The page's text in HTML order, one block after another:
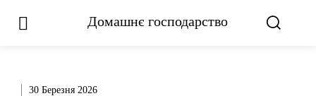
Домашнє господарство
30 Березня 2026